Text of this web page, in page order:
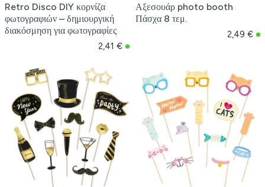
Retro Disco DIY κορνίζα
φωτογραφιών – δημιουργική
διακόσμηση για φωτογραφίες
2,41 €
Αξεσουάρ photo booth
Πάσχα 8 τεμ.
2,49 €